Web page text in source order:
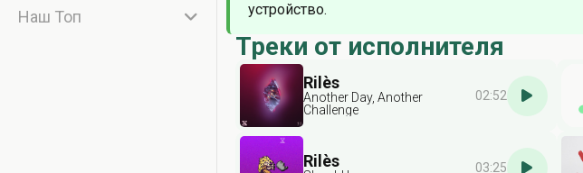
Наш Топ
устройство.
Треки от исполнителя
Rilès
Another Day, Another
Challenge
02:52
Rilès 03:25